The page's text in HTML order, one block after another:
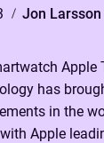
Jon Larsson
Apple
has
in the
Apple